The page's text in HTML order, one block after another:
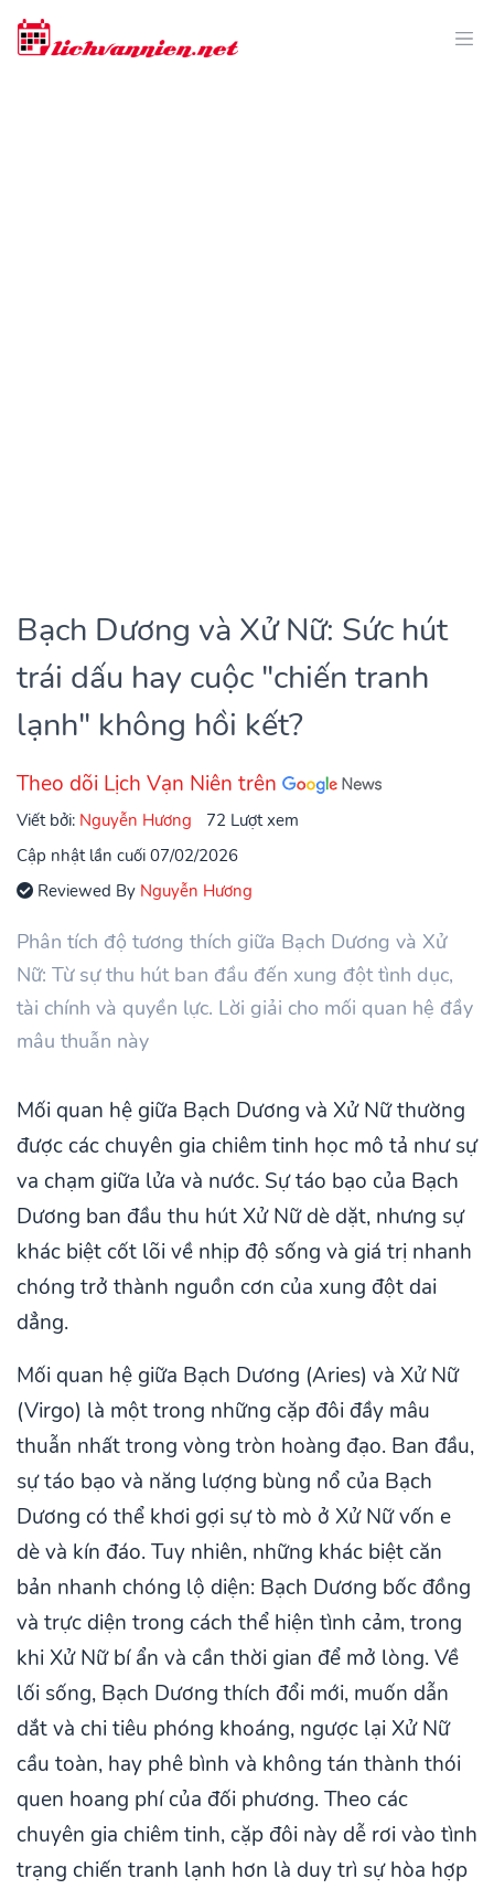
Bạch Dương và Xử Nữ: Sức hút
trái dấu hay cuộc "chiến tranh
lạnh" không hồi kết?
Theo dõi Lịch Vạn Niên trên
Viết bởi: Nguyễn Hương
72 Lượt xem
Cập nhật lần cuối 07/02/2026
Reviewed By Nguyễn Hương
Phân tích độ tương thích giữa Bạch Dương và Xử
Nữ: Từ sự thu hút ban đầu đến xung đột tình dục,
tài chính và quyền lực. Lời giải cho mối quan hệ đầy
mâu thuẫn này
Mối quan hệ giữa Bạch Dương và Xử Nữ thường
được các chuyên gia chiêm tinh học mô tả như sự
va chạm giữa lửa và nước. Sự táo bạo của Bạch
Dương ban đầu thu hút Xử Nữ dè dặt, nhưng sự
khác biệt cốt lõi về nhịp độ sống và giá trị nhanh
chóng trở thành nguồn cơn của xung đột dai
dẳng.
Mối quan hệ giữa Bạch Dương (Aries) và Xử Nữ
(Virgo) là một trong những cặp đôi đầy mâu
thuẫn nhất trong vòng tròn hoàng đạo. Ban đầu,
sự táo bạo và năng lượng bùng nổ của Bạch
Dương có thể khơi gợi sự tò mò ở Xử Nữ vốn e
dè và kín đáo. Tuy nhiên, những khác biệt căn
bản nhanh chóng lộ diện: Bạch Dương bốc đồng
và trực diện trong cách thể hiện tình cảm, trong
khi Xử Nữ bí ẩn và cần thời gian để mở lòng. Về
lối sống, Bạch Dương thích đổi mới, muốn dẫn
dắt và chi tiêu phóng khoáng, ngược lại Xử Nữ
cầu toàn, hay phê bình và không tán thành thói
quen hoang phí của đối phương. Theo các
chuyên gia chiêm tinh, cặp đôi này dễ rơi vào tình
trạng chiến tranh lạnh hơn là duy trì sự hòa hợp